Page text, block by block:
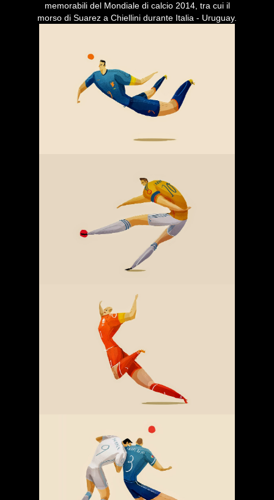
memorabili del Mondiale di calcio 2014, tra cui il
morso di Suarez a Chiellini durante Italia - Uruguay.